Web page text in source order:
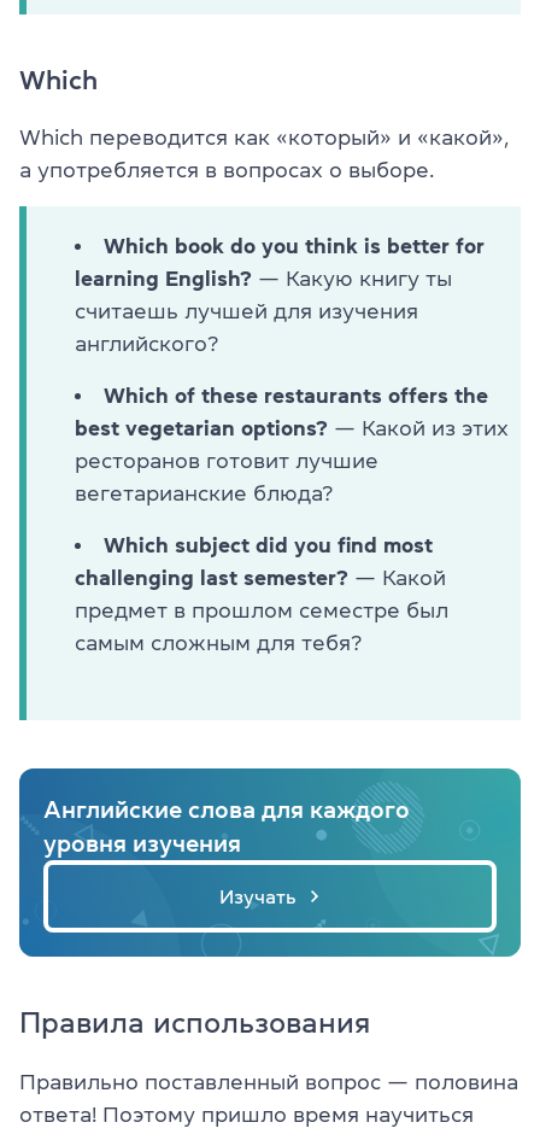
Which
Which переводится как «который» и «какой»,
а употребляется в вопросах о выборе.
Which book do you think is better for
learning English? — Какую книгу ты
считаешь лучшей для изучения
английского?
Which of these restaurants offers the
best vegetarian options? — Какой из этих
ресторанов готовит лучшие
вегетарианские блюда?
Which subject did you find most
challenging last semester? — Какой
предмет в прошлом семестре был
самым сложным для тебя?
Английские слова для каждого
уровня изучения
Изучать
Правила использования
Правильно поставленный вопрос — половина
ответа! Поэтому пришло время научиться